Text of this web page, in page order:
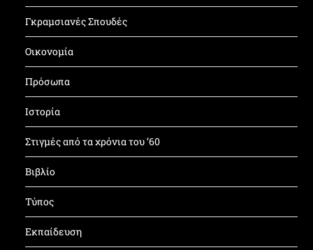
Γκραμσιανές Σπουδές
Οικονομία
Πρόσωπα
Ιστορία
Στιγμές από τα χρόνια του ’60
Βιβλίο
Τύπος
Εκπαίδευση